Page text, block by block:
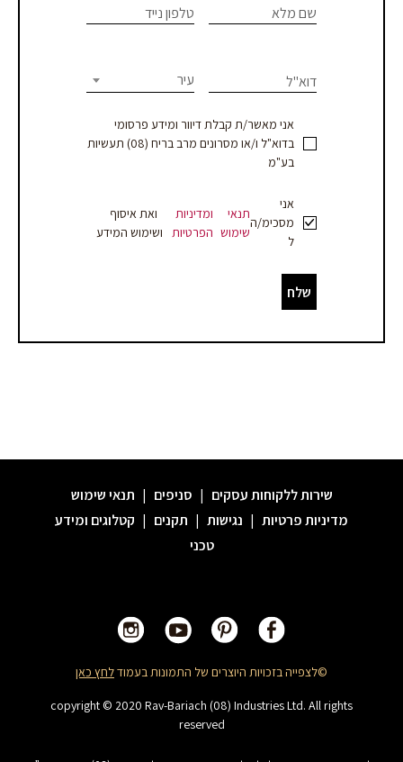
קשר
עמוד
מוצר
-
שם מלא טלפון נייד
דוא"ל עיר
אני מאשר/ת קבלת דיוור ומידע פרסומי
בדוא"ל ו/או מסרונים מרב בריח (08) תעשיות
בע"מ
אני
מסכימ/ה
ל
תנאי
שימוש
ומדיניות
הפרטיות
ואת איסוף
ושימוש המידע
שלח
are
this
field
blank.
שירות ללקוחות עסקים | סניפים | תנאי שימוש
מדיניות פרטיות | נגישות | תקנים | קטלוגים ומידע
טכני
©לצפייה בזכויות היוצרים של התמונות בעמודלחץ כאן
copyright © 2020 Rav-Bariach (08) Industries Ltd. All rights
reserved